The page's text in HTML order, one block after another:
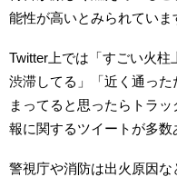
能性が高いとみられていま
Twitter上では「すごい火
渋滞してる」「近く通っ
まってると思ったらトラ
報に関するツイートが多数
警視庁や消防は出火原因な